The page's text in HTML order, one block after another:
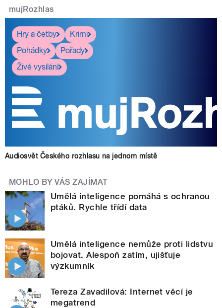
mujRozhlas
Hry a četby
Krimi
Pohádky
Pořady
Živé vysílání
Audiosvět Českého rozhlasu na jednom místě
MOHLO BY VÁS ZAJÍMAT
Umělá inteligence pomáhá s ochranou
ptáků. Rychle třídí data
Umělá inteligence nemůže proti lidstvu
bojovat. Alespoň zatím, ujišťuje
výzkumník
Tereza Zavadilová: Internet věcí je
megatrend